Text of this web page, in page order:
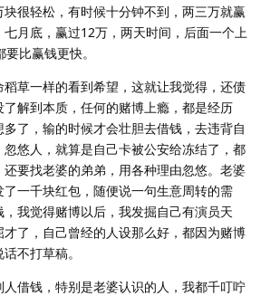
很轻松，有时候十分钟不到，两三万就赢
月底，赢过12万，两天时间，后面一个上
比赢钱更快。
草一样的看到希望，这就让我觉得，还债
了解到本质，任何的赌博上瘾，都是经历
了，输的时候才会壮胆去借钱，去违背自
悠人，就算是自己卡被公安给冻结了，都
要找老婆的弟弟，用各种理由忽悠。老婆
一千块红包，随便说一句生意周转的需
我觉得赌博以后，我发掘自己有演员天
了，自己曾经的人设那么好，都因为赌博
不打草稿。
借钱，特别是老婆认识的人，我都千叮咛